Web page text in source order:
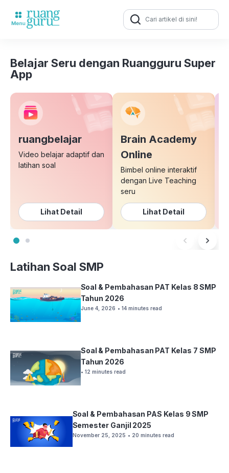
Search
for:
Belajar Seru dengan Ruangguru Super
App
ruangbelajar
Video belajar adaptif dan
latihan soal
Lihat Detail
Brain Academy
Online
Bimbel online interaktif
dengan Live Teaching
seru
Lihat Detail
Latihan Soal SMP
Soal & Pembahasan PAT Kelas 8 SMP
Tahun 2026
June 4, 2026 • 14 minutes read
Soal & Pembahasan PAT Kelas 7 SMP
Tahun 2026
• 12 minutes read
Soal & Pembahasan PAS Kelas 9 SMP
Semester Ganjil 2025
November 25, 2025 • 20 minutes read